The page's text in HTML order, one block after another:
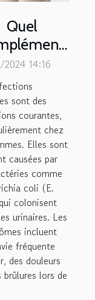
Quel
soulager
infection
?
14:16
sont des
courantes,
chez
Elles sont
causées par
comme
coli (E.
colonisent
urinaires. Les
incluent
fréquente
des douleurs
brûlures lors de